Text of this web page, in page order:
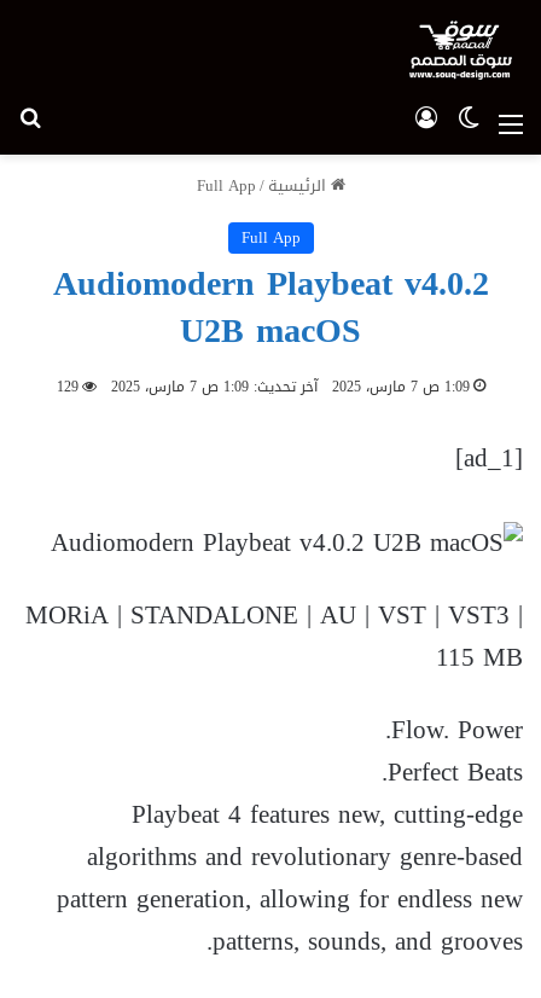
القائمة الوضع المظلم
الرئيسية/
Full App
Full App
Audiomodern Playbeat v4.0.2
U2B macOS
1:09 ص 7 مارس، 2025 آخر تحديث: 1:09 ص 7 مارس، 2025 129
[ad_1]
MORiA | STANDALONE | AU | VST | VST3 |
115 MB
Flow. Power.
Perfect Beats.
Playbeat 4 features new, cutting-edge
algorithms and revolutionary genre-based
pattern generation, allowing for endless new
patterns, sounds, and grooves.